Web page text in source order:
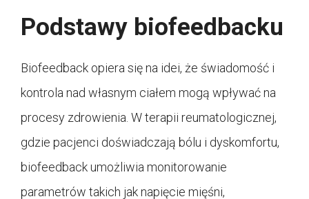
Podstawy biofeedbacku
Biofeedback opiera się na idei, że świadomość i
kontrola nad własnym ciałem mogą wpływać na
procesy zdrowienia. W terapii reumatologicznej,
gdzie pacjenci doświadczają bólu i dyskomfortu,
biofeedback umożliwia monitorowanie
parametrów takich jak napięcie mięśni,